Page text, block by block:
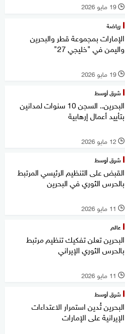
l 19 مايو 2026
رياضة
الإمارات بمجموعة قطر والبحرين
واليمن في "خليجي 27"
l 19 مايو 2026
شرق أوسط
البحرين.. السجن 10 سنوات لمدانين
بتأييد أعمال إرهابية
l 12 مايو 2026
شرق أوسط
القبض على التنظيم الرئيسي المرتبط
بالحرس الثوري في البحرين
l 11 مايو 2026
عالم
البحرين تعلن تفكيك تنظيم مرتبط
بالحرس الثوري الإيراني
l 11 مايو 2026
شرق أوسط
البحرين تُدين استمرار الاعتداءات
الإيرانية على الإمارات